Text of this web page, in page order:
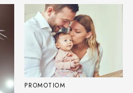
PROMOTIOM